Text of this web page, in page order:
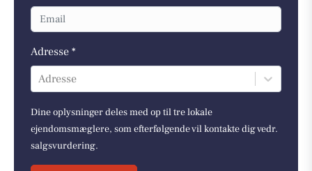
Adresse *
Adresse
Dine oplysninger deles med op til tre lokale
ejendomsmæglere, som efterfølgende vil kontakte dig vedr.
salgsvurdering.